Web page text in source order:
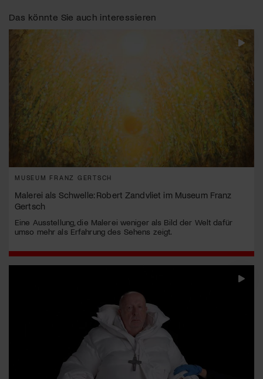
Das könnte Sie auch interessieren
MUSEUM FRANZ GERTSCH
Malerei als Schwelle: Robert Zandvliet im Museum Franz
Gertsch
Eine Ausstellung, die Malerei weniger als Bild der Welt dafür
umso mehr als Erfahrung des Sehens zeigt.